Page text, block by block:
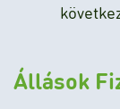
Állások